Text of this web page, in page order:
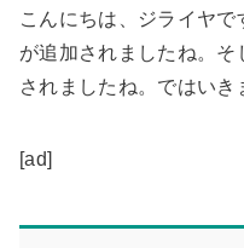
こんにちは、ジライヤ
が追加されましたね。
されましたね。ではいき
[ad]